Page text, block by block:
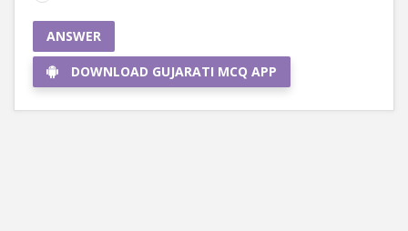
ANSWER
DOWNLOAD GUJARATI MCQ APP